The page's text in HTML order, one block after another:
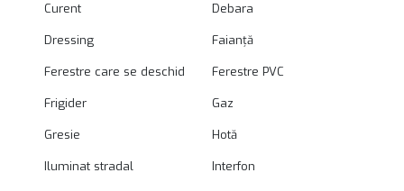
Curent Debara
Dressing Faianță
Ferestre care se deschid Ferestre PVC
Frigider Gaz
Gresie Hotă
Iluminat stradal Interfon